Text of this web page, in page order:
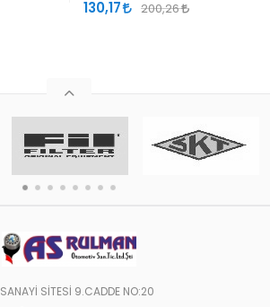
130,17 200,26
SANAYİ SİTESİ 9.CADDE NO:20